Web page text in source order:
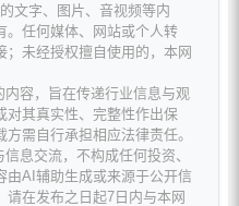
文字、图片、音视频等内
。任何媒体、网站或个人转
未经授权擅自使用的，本网
容，旨在传递行业信息与观
对其真实性、完整性作出保
需自行承担相应法律责任。
息交流，不构成任何投资、
由AI辅助生成或来源于公开信
请在发布之日起7日内与本网